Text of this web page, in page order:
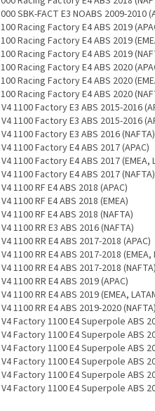
SBK-FACT E3 NOABS 2009-2010
Racing Factory E4 ABS 2019
Racing Factory E4 ABS 2019
Racing Factory E4 ABS 2019
Racing Factory E4 ABS 2020
Racing Factory E4 ABS 2020
Racing Factory E4 ABS 2020
1100 Factory E3 ABS 2015-2016
1100 Factory E3 ABS 2015-2016
1100 Factory E3 ABS 2016 (NAFTA)
1100 Factory E4 ABS 2017 (APAC)
1100 Factory E4 ABS 2017 (EMEA,
1100 Factory E4 ABS 2017 (NAFTA)
1100 RF E4 ABS 2018 (APAC)
1100 RF E4 ABS 2018 (EMEA)
1100 RF E4 ABS 2018 (NAFTA)
1100 RR E3 ABS 2016 (NAFTA)
1100 RR E4 ABS 2017-2018 (APAC)
1100 RR E4 ABS 2017-2018 (EMEA,
1100 RR E4 ABS 2017-2018 (NAFTA)
1100 RR E4 ABS 2019 (APAC)
1100 RR E4 ABS 2019 (EMEA,
1100 RR E4 ABS 2019-2020 (NAFTA)
Factory 1100 E4 Superpole ABS
Factory 1100 E4 Superpole ABS
Factory 1100 E4 Superpole ABS
Factory 1100 E4 Superpole ABS
Factory 1100 E4 Superpole ABS
Factory 1100 E4 Superpole ABS